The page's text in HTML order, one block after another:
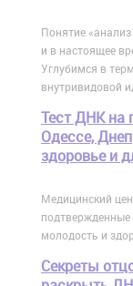
Понятие
и в настоящее
Углубимся в
внутривидовой
Тест ДНК на
Одессе,
здоровье и
Медицинский
молодость и
Cекреты